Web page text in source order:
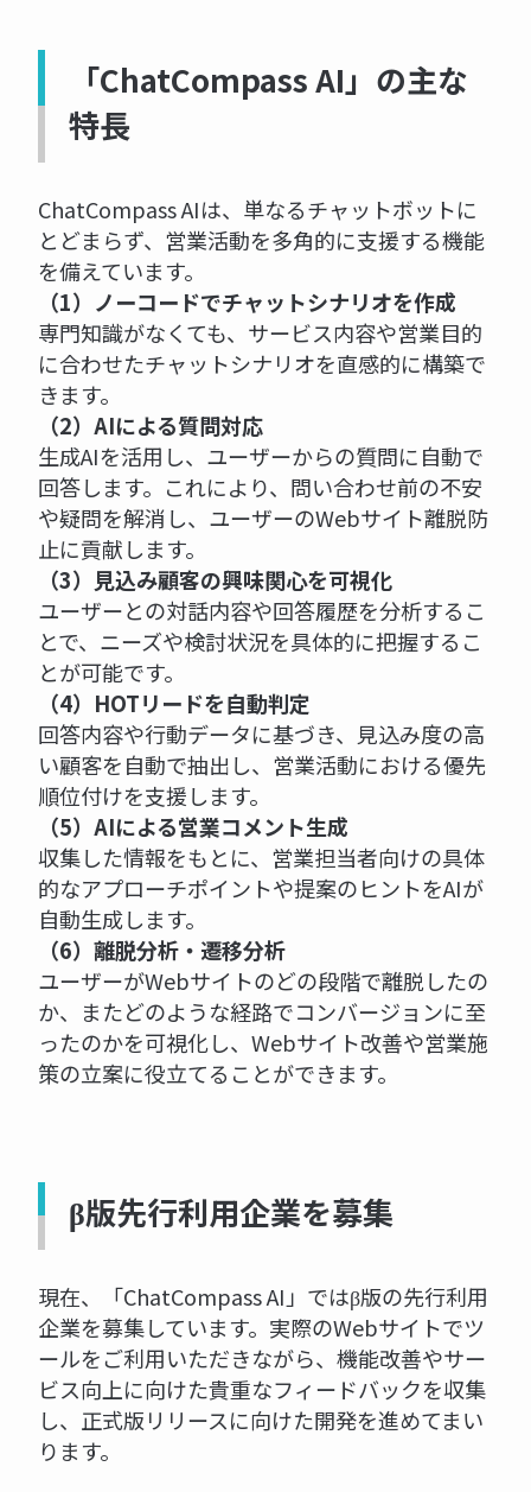
「ChatCompass AI」の主な
特長
ChatCompass AIは、単なるチャットボットに
とどまらず、営業活動を多角的に支援する機能
を備えています。
（1）ノーコードでチャットシナリオを作成
専門知識がなくても、サービス内容や営業目的
に合わせたチャットシナリオを直感的に構築で
きます。
（2）AIによる質問対応
生成AIを活用し、ユーザーからの質問に自動で
回答します。これにより、問い合わせ前の不安
や疑問を解消し、ユーザーのWebサイト離脱防
止に貢献します。
（3）見込み顧客の興味関心を可視化
ユーザーとの対話内容や回答履歴を分析するこ
とで、ニーズや検討状況を具体的に把握するこ
とが可能です。
（4）HOTリードを自動判定
回答内容や行動データに基づき、見込み度の高
い顧客を自動で抽出し、営業活動における優先
順位付けを支援します。
（5）AIによる営業コメント生成
収集した情報をもとに、営業担当者向けの具体
的なアプローチポイントや提案のヒントをAIが
自動生成します。
（6）離脱分析・遷移分析
ユーザーがWebサイトのどの段階で離脱したの
か、またどのような経路でコンバージョンに至
ったのかを可視化し、Webサイト改善や営業施
策の立案に役立てることができます。
β版先行利用企業を募集
現在、「ChatCompass AI」ではβ版の先行利用
企業を募集しています。実際のWebサイトでツ
ールをご利用いただきながら、機能改善やサー
ビス向上に向けた貴重なフィードバックを収集
し、正式版リリースに向けた開発を進めてまい
ります。